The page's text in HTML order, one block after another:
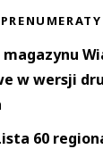
magazynu
w wersji
60